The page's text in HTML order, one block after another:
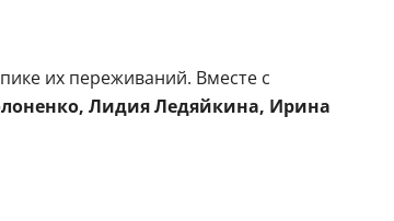
их переживаний. Вместе с
Лидия Ледяйкина, Ирина